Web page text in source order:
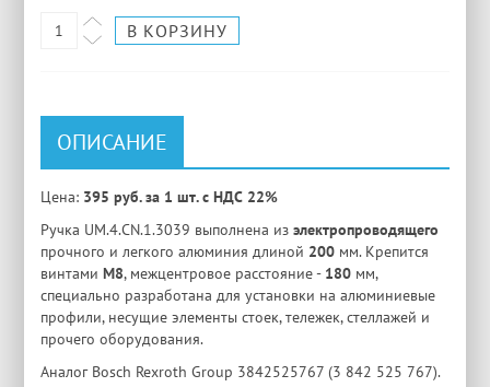
ОПИСАНИЕ
Цена: 395 руб. за 1 шт. с НДС 22%
Ручка UM.4.CN.1.3039 выполнена изэлектропроводящего
прочного и легкого алюминия длиной 200 мм. Крепится
винтамиM8, межцентровое расстояние - 180 мм,
специально разработана для установки на алюминиевые
профили, несущие элементы стоек, тележек, стеллажей и
прочего оборудования.
Аналог Bosch Rexroth Group 3842525767 (3 842 525 767).